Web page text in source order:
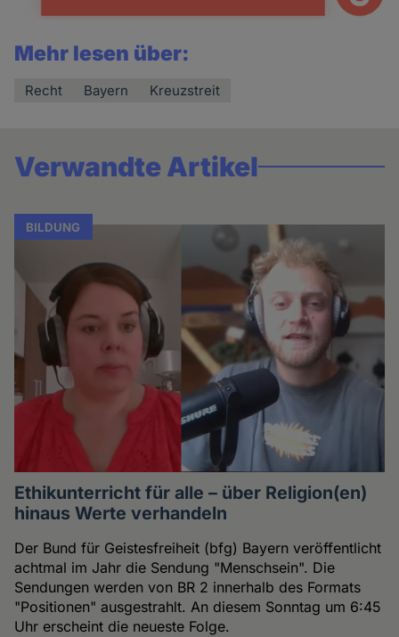
Mehr lesen über:
Recht Bayern Kreuzstreit
Verwandte Artikel
BILDUNG
Ethikunterricht für alle – über Religion(en)
hinaus Werte verhandeln
Der Bund für Geistesfreiheit (bfg) Bayern veröffentlicht
achtmal im Jahr die Sendung "Menschsein". Die
Sendungen werden von BR 2 innerhalb des Formats
"Positionen" ausgestrahlt. An diesem Sonntag um 6:45
Uhr erscheint die neueste Folge.